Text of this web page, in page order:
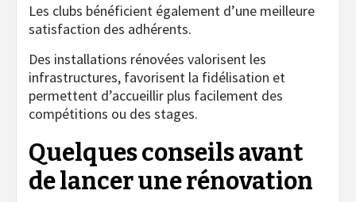
Les clubs bénéficient également d’une meilleure
satisfaction des adhérents.
Des installations rénovées valorisent les
infrastructures, favorisent la fidélisation et
permettent d’accueillir plus facilement des
compétitions ou des stages.
Quelques conseils avant
de lancer une rénovation